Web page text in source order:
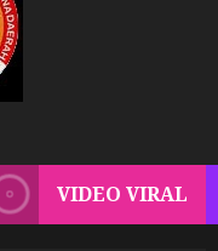
VIDEO VIRAL